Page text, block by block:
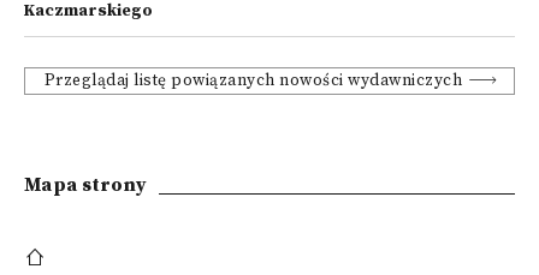
Kaczmarskiego
Przeglądaj listę powiązanych nowości wydawniczych
Mapa strony